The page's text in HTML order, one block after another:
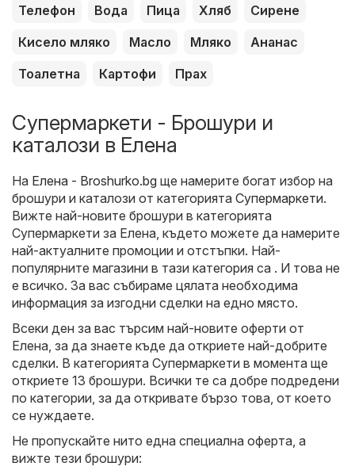
Телефон Вода Пица Хляб
Сирене
Кисело мляко
Масло Мляко
Ананас
Тоалетна
Картофи Прах
Супермаркети - Брошури и
каталози в Елена
На Елена - Broshurko.bg ще намерите богат избор на
брошури и каталози от категорията Супермаркети.
Вижте най-новите брошури в категорията
Супермаркети за Елена, където можете да намерите
най-актуалните промоции и отстъпки. Най-
популярните магазини в тази категория са . И това не
е всичко. За вас събираме цялата необходима
информация за изгодни сделки на едно място.
Всеки ден за вас търсим най-новите оферти от
Елена, за да знаете къде да откриете най-добрите
сделки. В категорията Супермаркети в момента ще
откриете 13 брошури. Всички те са добре подредени
по категории, за да откривате бързо това, от което
се нуждаете.
Не пропускайте нито една специална оферта, а
вижте тези брошури: